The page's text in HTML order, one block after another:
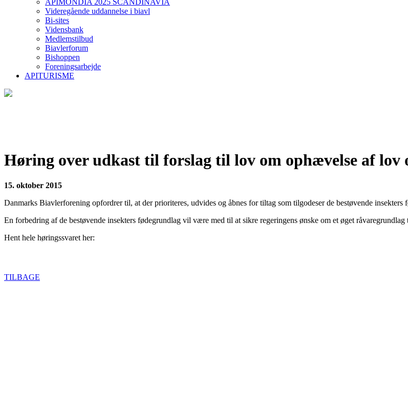
APIMONDIA 2025 SCANDINAVIA
Videregående uddannelse i biavl
Bi-sites
Vidensbank
Medlemstilbud
Biavlerforum
Bishoppen
Foreningsarbejde
APITURISME
Høring over udkast til forslag til lov om ophævelse af lov
15. oktober 2015
Danmarks Biavlerforening opfordrer til, at der prioriteres, udvides og åbnes for tiltag som tilgodeser de bestøvende insekters
En forbedring af de bestøvende insekters fødegrundlag vil være med til at sikre regeringens ønske om et øget
Hent hele høringssvaret her:
TILBAGE